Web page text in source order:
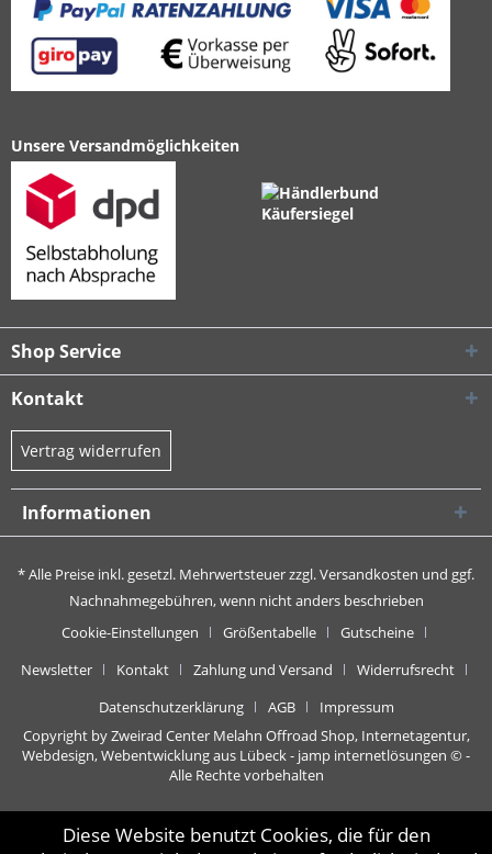
Unsere Versandmöglichkeiten
Shop Service
Kontakt
Vertrag widerrufen
Informationen
* Alle Preise inkl. gesetzl. Mehrwertsteuer zzgl.Versandkosten und ggf.
Nachnahmegebühren, wenn nicht anders beschrieben
Cookie-Einstellungen
Größentabelle
Gutscheine
Newsletter
Kontakt Zahlung und Versand
Widerrufsrecht
Datenschutzerklärung
AGB
Impressum
Copyright by Zweirad Center Melahn Offroad Shop, Internetagentur,
Webdesign, Webentwicklung aus Lübeck - jamp internetlösungen © -
Alle Rechte vorbehalten
Diese Website benutzt Cookies, die für den